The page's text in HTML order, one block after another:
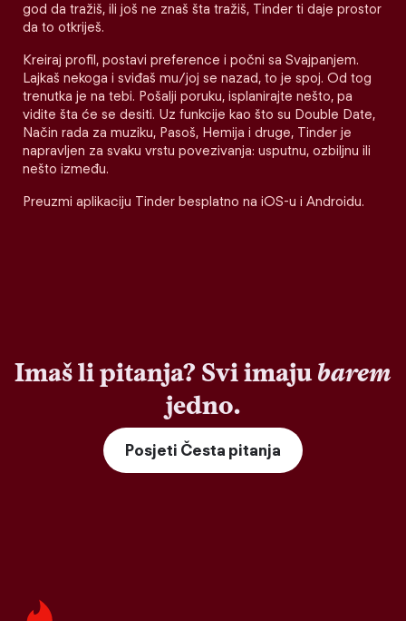
god da tražiš, ili još ne znaš šta tražiš, Tinder ti daje prostor
da to otkriješ.
Kreiraj profil, postavi preference i počni sa Svajpanjem.
Lajkaš nekoga i sviđaš mu/joj se nazad, to je spoj. Od tog
trenutka je na tebi. Pošalji poruku, isplanirajte nešto, pa
vidite šta će se desiti. Uz funkcije kao što su Double Date,
Način rada za muziku, Pasoš, Hemija i druge, Tinder je
napravljen za svaku vrstu povezivanja: usputnu, ozbiljnu ili
nešto između.
Preuzmi aplikaciju Tinder besplatno na iOS-u i Androidu.
Imaš li pitanja? Svi imaju barem
jedno.
Posjeti Česta pitanja